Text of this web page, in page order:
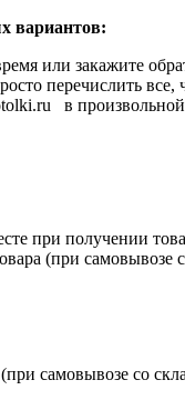
вариантов:
или закажите
перечислить
в
при получении
(при самовывозе
самовывозе со